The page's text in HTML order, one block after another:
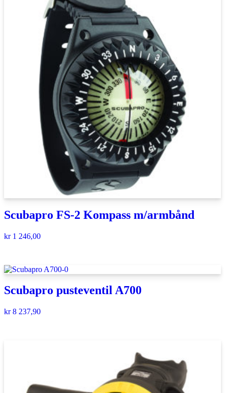
Scubapro FS-2 Kompass m/armbånd
kr1 246,00
Scubapro pusteventil A700
kr8 237,90